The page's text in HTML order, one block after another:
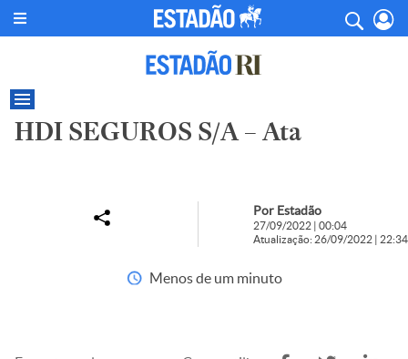
HDI SEGUROS S/A – Ata
Por Estadão
27/09/2022 | 00:04
Atualização: 26/09/2022 | 22:34
Menos de um minuto